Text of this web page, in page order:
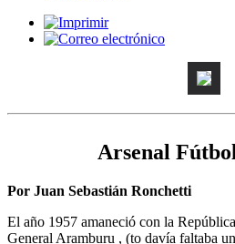
Arsenal
Por Juan Sebastián Ronchetti
El año 1957 amaneció con la
General Aramburu , (to davía faltaba